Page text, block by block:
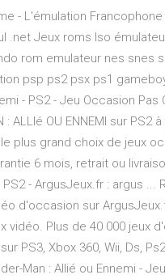
- L'émulation
.net Jeux roms Iso
rom emulateur nes snes
psp ps2 psx ps1
- PS2 - Jeu Occasion Pas
: ALLIé OU ENNEMI sur PS2
plus grand choix de jeux
6 mois, retrait ou
- ArgusJeux.fr : argus ...
d'occasion sur
vidéo. Plus de 40 000 jeux
PS3, Xbox 360, Wii, Ds,
Man : Allié ou Ennemi -